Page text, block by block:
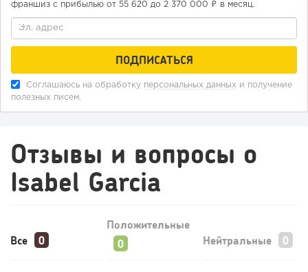
франшиз с прибылью от 55 620 до 2 370 000 ₽ в месяц.
Соглашаюсь на обработку персональных данных и получение
полезных писем.
Отзывы и вопросы о
Isabel Garcia
Все
Положительные
Нейтральные